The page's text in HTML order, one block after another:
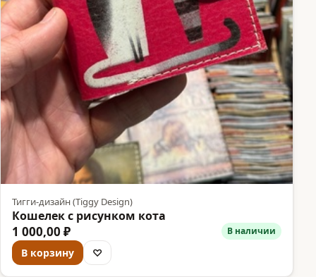
Тигги-дизайн (Tiggy Design)
Кошелек с рисунком кота
1 000,00 ₽ В наличии
В корзину ♡